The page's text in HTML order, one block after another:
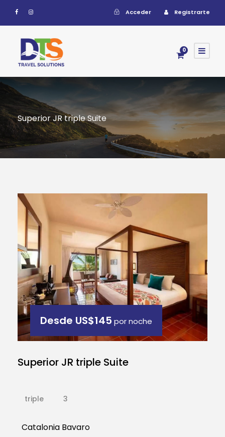
Acceder Registrarte
0
Superior JR triple Suite
Desde US$145 por noche
Superior JR triple Suite
triple 3
Catalonia Bavaro